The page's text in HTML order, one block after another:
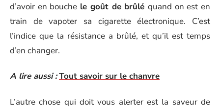
d’avoir en bouche le goût de brûlé quand on est en
train de vapoter sa cigarette électronique. C’est
l’indice que la résistance a brûlé, et qu’il est temps
d’en changer.
A lire aussi :Tout savoir sur le chanvre
L’autre chose qui doit vous alerter est la saveur de